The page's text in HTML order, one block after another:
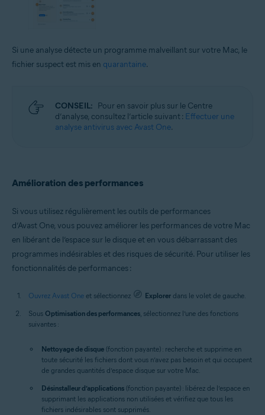
Si une analyse détecte un programme malveillant sur votre Mac, le
fichier suspect est mis en quarantaine.
CONSEIL: Pour en savoir plus sur le Centre
d’analyse, consultez l’article suivant : Effectuer une
analyse antivirus avec Avast One.
Amélioration des performances
Si vous utilisez régulièrement les outils de performances
d’Avast One, vous pouvez améliorer les performances de votre Mac
en libérant de l’espace sur le disque et en vous débarrassant des
programmes indésirables et des risques de sécurité. Pour utiliser les
fonctionnalités de performances :
Ouvrez Avast One et sélectionnez Explorer dans le volet de gauche.
Sous Optimisation des performances, sélectionnez l’une des fonctions
suivantes :
Nettoyage de disque (fonction payante) : recherche et supprime en
toute sécurité les fichiers dont vous n’avez pas besoin et qui occupent
de grandes quantités d’espace disque sur votre Mac.
Désinstalleur d’applications (fonction payante) : libérez de l’espace en
supprimant les applications non utilisées et vérifiez que tous les
fichiers indésirables sont supprimés.